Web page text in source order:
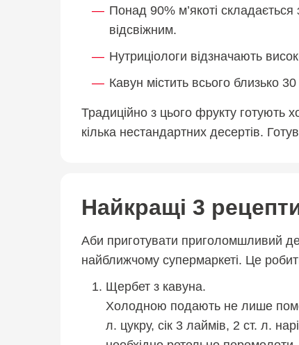
Понад 90% м’якоті
відсвіжним.
Нутриціологи відзначають
Кавун містить всього близько
Традиційно з цього фрукту готують
кілька нестандартних десертів.
Найкращі 3
Аби приготувати приголомшливий
найближчому супермаркеті. Це
Щербет з кавуна.
Холодною подають не лише
л. цукру, сік 3 лаймів, 2 ст. л.